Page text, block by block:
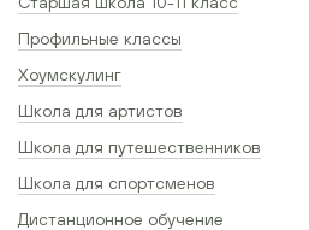
Профильные классы
Хоумскулинг
Школа для артистов
Школа для путешественников
Школа для спортсменов
Дистанционное обучение